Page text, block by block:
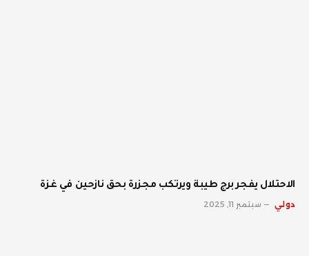
الاحتلال يفجر برج طيبة ويرتكب مجزرة بحق نازحين في غزة
دولي سبتمبر 11, 2025